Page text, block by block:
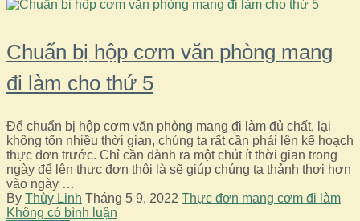
Chuẩn bị hộp cơm văn phòng mang
đi làm cho thứ 5
Để chuẩn bị hộp cơm văn phòng mang đi làm đủ chất, lại
không tốn nhiều thời gian, chúng ta rất cần phải lên kế hoạch
thực đơn trước. Chỉ cần dành ra một chút ít thời gian trong
ngày để lên thực đơn thôi là sẽ giúp chúng ta thảnh thơi hơn
vào ngày …
By Thùy Linh Tháng 5 9, 2022 Thực đơn mang cơm đi làm
Không có bình luận